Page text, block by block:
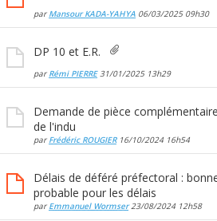
par Mansour KADA-YAHYA 06/03/2025 09h30
DP 10 et E.R.
par Rémi PIERRE31/01/2025 13h29
Demande de pièce
de l'indu
par Frédéric ROUGIER16/10/2024 16h54
Délais de déféré préfectoral :
probable pour les délais
par Emmanuel Wormser23/08/2024 12h58